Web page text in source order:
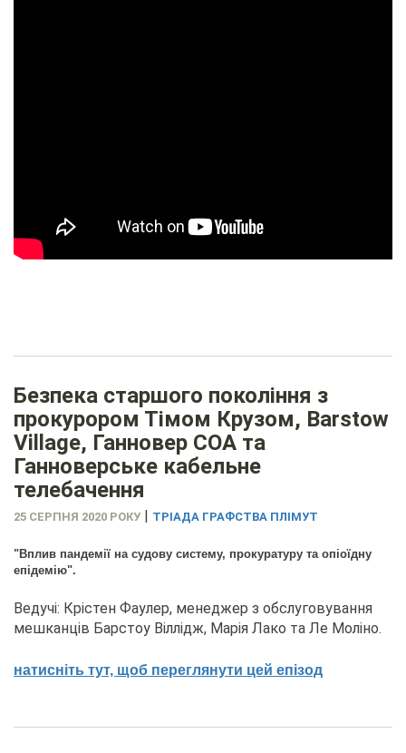
Безпека старшого покоління з
прокурором Тімом Крузом, Barstow
Village, Ганновер COA та
Ганноверське кабельне
телебачення
25 СЕРПНЯ 2020 РОКУ | ТРІАДА ГРАФСТВА ПЛІМУТ
"Вплив пандемії на судову систему, прокуратуру та опіоїдну
епідемію".
Ведучі: Крістен Фаулер, менеджер з обслуговування
мешканців Барстоу Віллідж, Марія Лако та Ле Моліно.
натисніть тут, щоб переглянути цей епізод